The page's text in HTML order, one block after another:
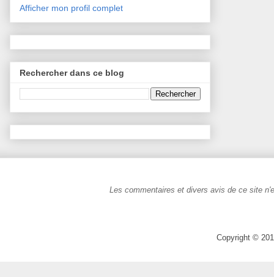
Afficher mon profil complet
Rechercher dans ce blog
Les commentaires et divers avis de ce site
Copyright ©